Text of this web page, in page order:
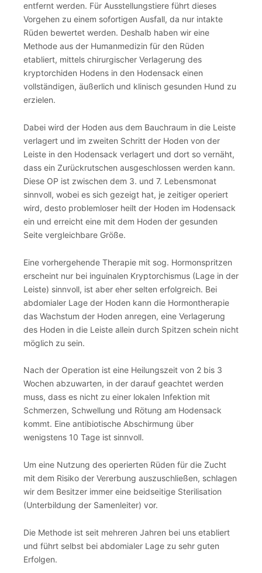
entfernt werden. Für Ausstellungstiere führt dieses
Vorgehen zu einem sofortigen Ausfall, da nur intakte
Rüden bewertet werden. Deshalb haben wir eine
Methode aus der Humanmedizin für den Rüden
etabliert, mittels chirurgischer Verlagerung des
kryptorchiden Hodens in den Hodensack einen
vollständigen, äußerlich und klinisch gesunden Hund zu
erzielen.
Dabei wird der Hoden aus dem Bauchraum in die Leiste
verlagert und im zweiten Schritt der Hoden von der
Leiste in den Hodensack verlagert und dort so vernäht,
dass ein Zurückrutschen ausgeschlossen werden kann.
Diese OP ist zwischen dem 3. und 7. Lebensmonat
sinnvoll, wobei es sich gezeigt hat, je zeitiger operiert
wird, desto problemloser heilt der Hoden im Hodensack
ein und erreicht eine mit dem Hoden der gesunden
Seite vergleichbare Größe.
Eine vorhergehende Therapie mit sog. Hormonspritzen
erscheint nur bei inguinalen Kryptorchismus (Lage in der
Leiste) sinnvoll, ist aber eher selten erfolgreich. Bei
abdomialer Lage der Hoden kann die Hormontherapie
das Wachstum der Hoden anregen, eine Verlagerung
des Hoden in die Leiste allein durch Spitzen schein nicht
möglich zu sein.
Nach der Operation ist eine Heilungszeit von 2 bis 3
Wochen abzuwarten, in der darauf geachtet werden
muss, dass es nicht zu einer lokalen Infektion mit
Schmerzen, Schwellung und Rötung am Hodensack
kommt. Eine antibiotische Abschirmung über
wenigstens 10 Tage ist sinnvoll.
Um eine Nutzung des operierten Rüden für die Zucht
mit dem Risiko der Vererbung auszuschließen, schlagen
wir dem Besitzer immer eine beidseitige Sterilisation
(Unterbildung der Samenleiter) vor.
Die Methode ist seit mehreren Jahren bei uns etabliert
und führt selbst bei abdomialer Lage zu sehr guten
Erfolgen.